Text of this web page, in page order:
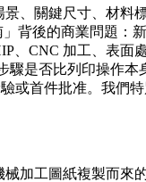
、關鍵尺寸、材料
背後的商業問題：
CNC 加工、表
驟是否比列印操作本
首件批准。我們
加工圖紙複製而